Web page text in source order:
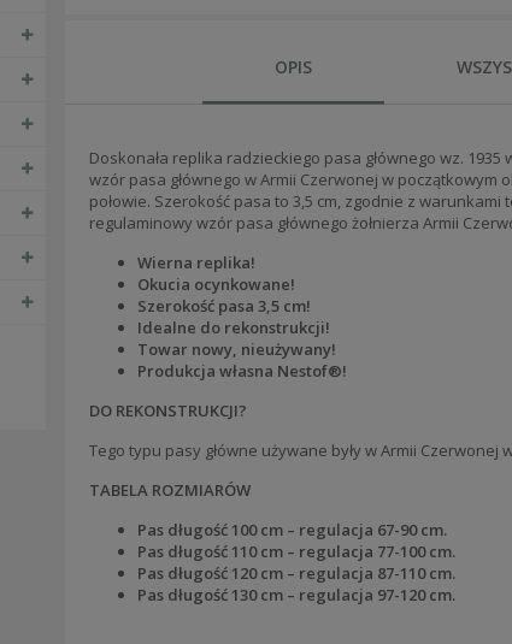
OPIS
Doskonała replika radzieckiego pasa głównego wz.
wzór pasa głównego w Armii Czerwonej w
połowie. Szerokość pasa to 3,5 cm, zgodnie z
regulaminowy wzór pasa głównego żołnierza Armii
Wierna replika!
Okucia ocynkowane!
Szerokość pasa 3,5 cm!
Idealne do rekonstrukcji!
Towar nowy, nieużywany!
Produkcja własna Nestof®!
DO REKONSTRUKCJI?
Tego typu pasy główne używane były w Armii Czerwonej
TABELA ROZMIARÓW
Pas długość 100 cm – regulacja 67-90 cm.
Pas długość 110 cm – regulacja 77-100 cm.
Pas długość 120 cm – regulacja 87-110 cm.
Pas długość 130 cm – regulacja 97-120 cm.